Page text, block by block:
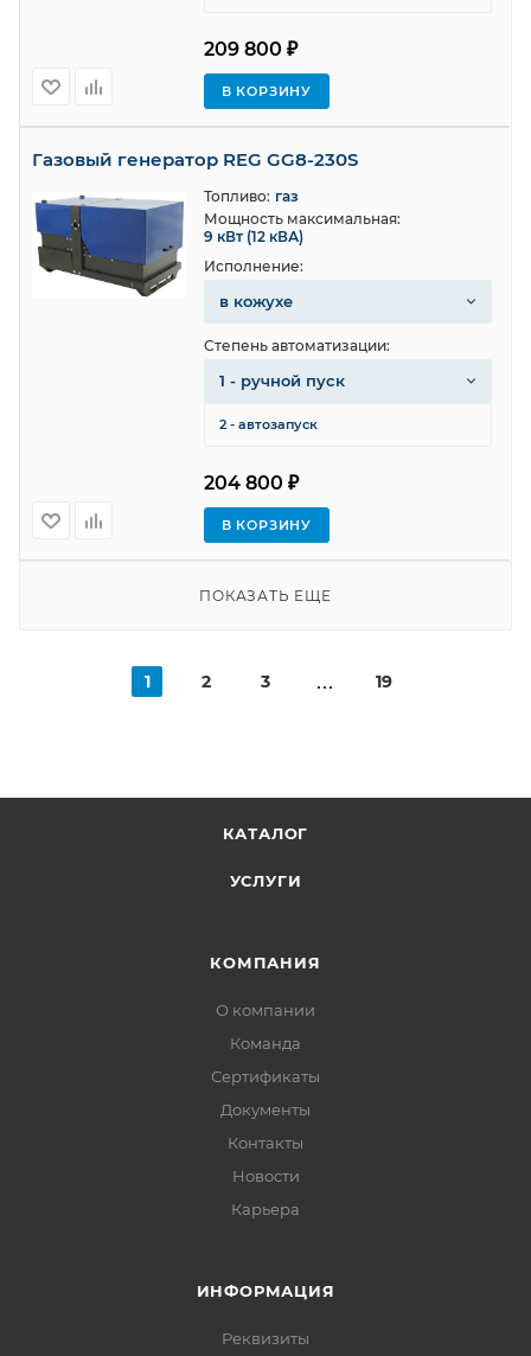
209 800 ₽
В КОРЗИНУ
Газовый генератор REG GG8-230S
204 800 ₽
В КОРЗИНУ
Топливо: газ
Мощность максимальная:
9 кВт (12 кВА)
Исполнение:
в кожухе
Степень автоматизации:
1 - ручной пуск
2 - автозапуск
ПОКАЗАТЬ ЕЩЕ
1 2 3 19
КАТАЛОГ
УСЛУГИ
КОМПАНИЯ
О компании
Команда
Сертификаты
Документы
Контакты
Новости
Карьера
ИНФОРМАЦИЯ
Реквизиты